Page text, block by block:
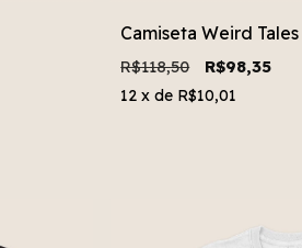
Camiseta Weird
R$118,50 R$98,35
12 x de R$10,01